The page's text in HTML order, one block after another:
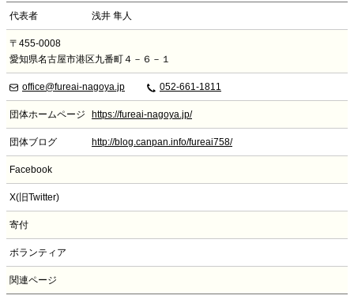
代表者 浅井 隼人
〒455-0008
愛知県名古屋市港区九番町４－６－１
office@fureai-nagoya.jp 052-661-1811
団体ホームページ https://fureai-nagoya.jp/
団体ブログ http://blog.canpan.info/fureai758/
Facebook
X(旧Twitter)
寄付
ボランティア
関連ページ